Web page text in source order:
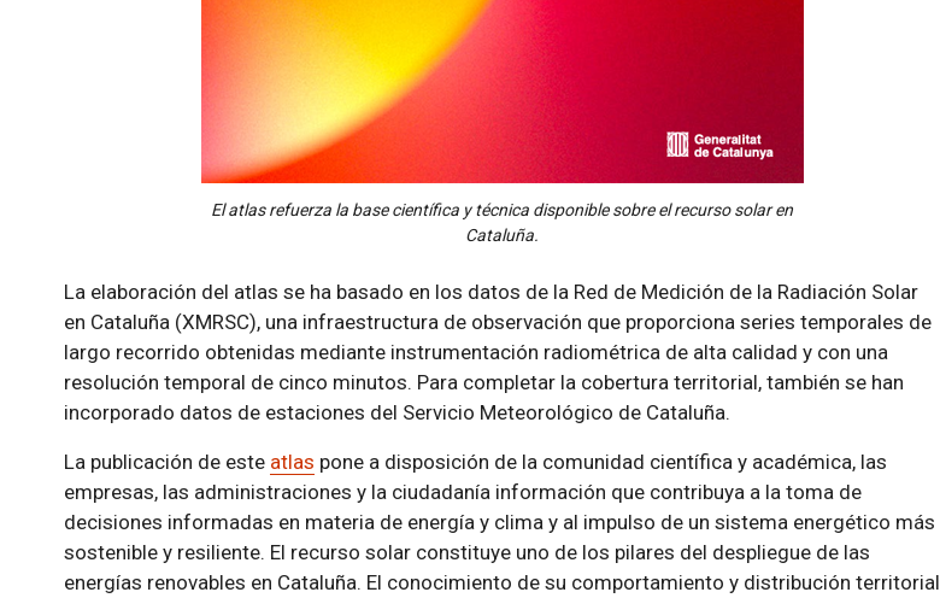
El atlas refuerza la base científica y técnica disponible sobre el recurso solar en
Cataluña.
La elaboración del atlas se ha basado en los datos de la Red de Medición de la Radiación Solar
en Cataluña (XMRSC), una infraestructura de observación que proporciona series temporales de
largo recorrido obtenidas mediante instrumentación radiométrica de alta calidad y con una
resolución temporal de cinco minutos. Para completar la cobertura territorial, también se han
incorporado datos de estaciones del Servicio Meteorológico de Cataluña.
La publicación de este atlas pone a disposición de la comunidad científica y académica, las
empresas, las administraciones y la ciudadanía información que contribuya a la toma de
decisiones informadas en materia de energía y clima y al impulso de un sistema energético más
sostenible y resiliente. El recurso solar constituye uno de los pilares del despliegue de las
energías renovables en Cataluña. El conocimiento de su comportamiento y distribución territorial